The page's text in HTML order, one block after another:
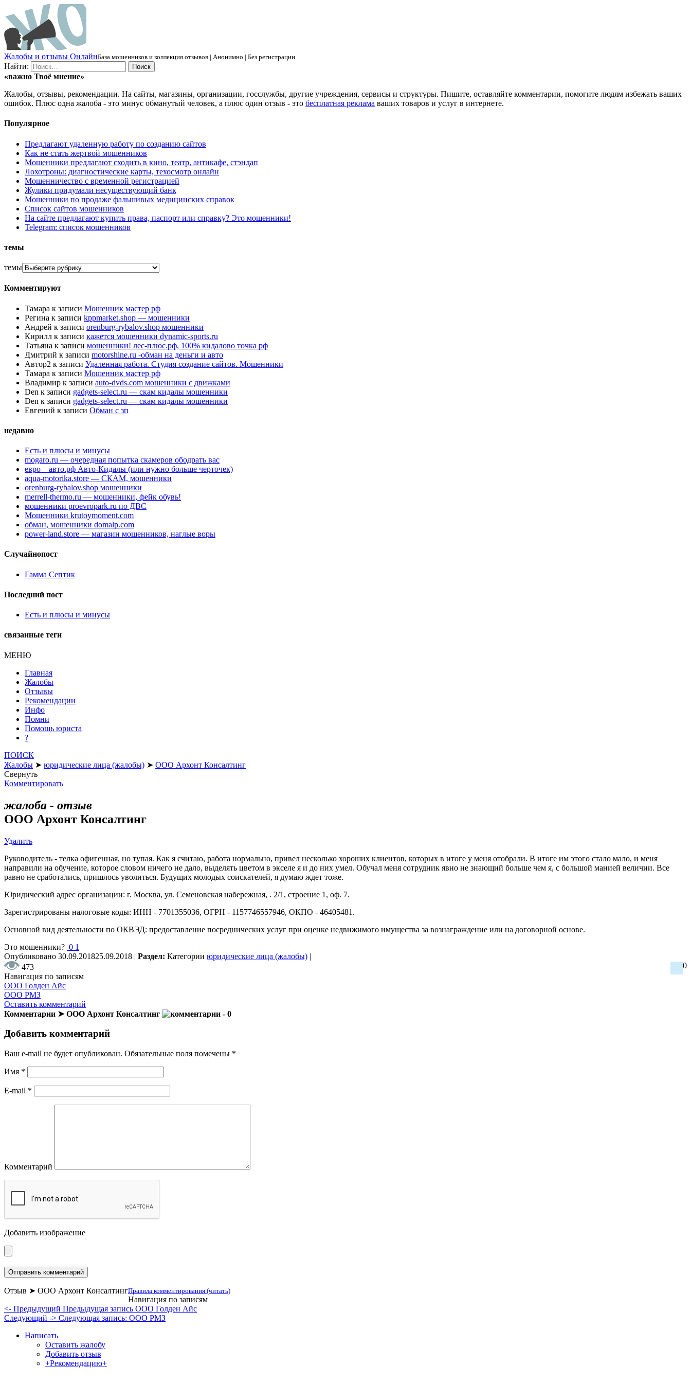
Жалобы и отзывы ОнлайнБаза мошенников и коллекция отзывов | Анонимно | Без регистрации
Найти:
«важно Твоё мнение»
Жалобы, отзывы, рекомендации. На сайты, магазины, организации, госслужбы, другие учреждения, сервисы и структуры. Пишите, оставляйте комментарии, помогите людям избежать ваших
ошибок. Плюс одна жалоба - это минус обманутый человек, а плюс один отзыв - это бесплатная реклама ваших товаров и услуг в интернете.
Популярное
Предлагают удаленную работу по созданию сайтов
Как не стать жертвой мошенников
Мошенники предлагают сходить в кино, театр, антикафе, стэндап
Лохотроны: диагностические карты, техосмотр онлайн
Мошенничество с временной регистрацией
Жулики придумали несуществующий банк
Мошенники по продаже фальшивых медицинских справок
Список сайтов мошенников
На сайте предлагают купить права, паспорт или справку? Это мошенники!
Telegram: список мошенников
темы
темы
Комментируют
Тамара к записи Мошенник мастер рф
Регина к записи kppmarket.shop — мошенники
Андрей к записи orenburg-rybalov.shop мошенники
Кирилл к записи кажется мошенники dynamic-sports.ru
Татьяна к записи мошенники! лес-плюс.рф, 100% кидалово точка рф
Дмитрий к записи motorshine.ru -обман на деньги и авто
Автор2 к записи Удаленная работа. Студия создание сайтов. Мошенники
Тамара к записи Мошенник мастер рф
Владимир к записи auto-dvds.com мошенники с движками
Den к записи gadgets-select.ru — скам кидалы мошенники
Den к записи gadgets-select.ru — скам кидалы мошенники
Евгений к записи Обман с зп
недавно
Есть и плюсы и минусы
mogaro.ru — очередная попытка скамеров ободрать вас
евро—авто.рф Авто-Кидалы (или нужно больше черточек)
aqua-motorika.store — СКАМ, мошенники
orenburg-rybalov.shop мошенники
merrell-thermo.ru — мошенники, фейк обувь!
мошенники proevropark.ru по ДВС
Мошенники krutoymoment.com
обман, мошенники domalp.com
power-land.store — магазин мошенников, наглые воры
Случайнопост
Гамма Септик
Последний пост
Есть и плюсы и минусы
связанные теги
МЕНЮ
Главная
Жалобы
Отзывы
Рекомендации
Инфо
Помни
Помощь юриста
?
ПОИСК
Жалобы ➤ юридические лица (жалобы) ➤ ООО Архонт Консалтинг
Свернуть
Комментировать
жалоба - отзыв
ООО Архонт Консалтинг
Удалить
Руководитель - телка офигенная, но тупая. Как я считаю, работа нормально, привел несколько хороших клиентов, которых в итоге у меня отобрали. В итоге им этого стало мало, и меня
направили на обучение, которое словом ничего не дало, выделять цветом в экселе я и до них умел. Обучал меня сотрудник явно не знающий больше чем я, с большой манией величии. Все
равно не сработались, пришлось уволиться. Будущих молодых соискателей, я думаю ждет тоже.
Юридический адрес организации: г. Москва, ул. Семеновская набережная, . 2/1, строение 1, оф. 7.
Зарегистрированы налоговые коды: ИНН - 7701355036, ОГРН - 1157746557946, ОКПО - 46405481.
Основной вид деятельности по ОКВЭД: предоставление посреднических услуг при оценке недвижимого имущества за вознаграждение или на договорной основе.
Это мошенники? 0 1
Опубликовано 30.09.201825.09.2018 | Раздел: Категории юридические лица (жалобы) |
473
0
Навигация по записям
ООО Голден Айс
ООО РМЗ
Оставить комментарий
Комментарии ➤ ООО Архонт Консалтинг
- 0
Добавить комментарий
Ваш e-mail не будет опубликован. Обязательные поля помечены *
Имя *
E-mail *
Комментарий
Добавить изображение
Правила комментирования (читать)
Отзыв ➤ ООО Архонт Консалтинг
Навигация по записям
<- Предыдущий Предыдущая запись ООО Голден Айс
Следующий -> Следующая запись: ООО РМЗ
Написать
Оставить жалобу
Добавить отзыв
+Рекомендацию+